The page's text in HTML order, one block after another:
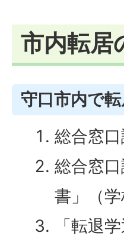
市内転居
守口市内で
総合窓
総合窓
書」（
「転退